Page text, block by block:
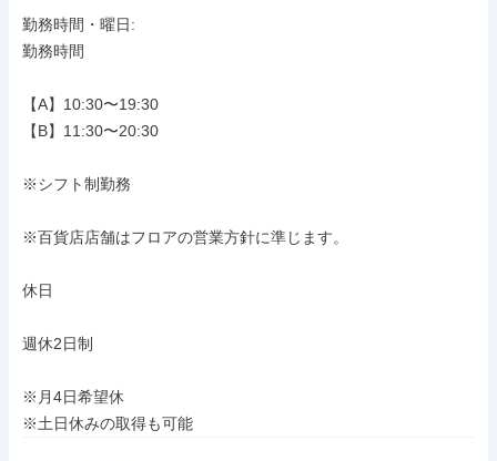
勤務時間・曜日:
勤務時間
【A】10:30〜19:30
【B】11:30〜20:30
※シフト制勤務
※百貨店店舗はフロアの営業方針に準じます。
休日
週休2日制
※月4日希望休
※土日休みの取得も可能